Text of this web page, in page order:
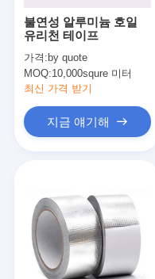
불연성 알루미늄 호일
유리천 테이프
가격: by quote
MOQ:10,000squre 미터
최신 가격 받기
지금 얘기해